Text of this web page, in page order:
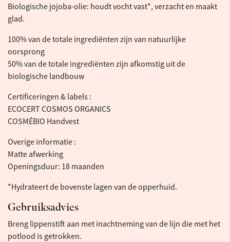
Biologische jojoba-olie: houdt vocht vast*, verzacht en maakt
glad.
100% van de totale ingrediënten zijn van natuurlijke
oorsprong
50% van de totale ingrediënten zijn afkomstig uit de
biologische landbouw
Certificeringen & labels :
ECOCERT COSMOS ORGANICS
COSMÉBIO Handvest
Overige informatie :
Matte afwerking
Openingsduur: 18 maanden
*Hydrateert de bovenste lagen van de opperhuid.
Gebruiksadvies
Breng lippenstift aan met inachtneming van de lijn die met het
potlood is getrokken.